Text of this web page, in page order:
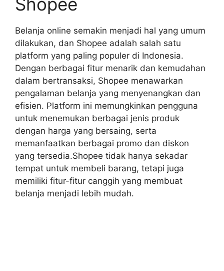
Belanja online semakin menjadi hal yang umum
dilakukan, dan Shopee adalah salah satu
platform yang paling populer di Indonesia.
Dengan berbagai fitur menarik dan kemudahan
dalam bertransaksi, Shopee menawarkan
pengalaman belanja yang menyenangkan dan
efisien. Platform ini memungkinkan pengguna
untuk menemukan berbagai jenis produk
dengan harga yang bersaing, serta
memanfaatkan berbagai promo dan diskon
yang tersedia.Shopee tidak hanya sekadar
tempat untuk membeli barang, tetapi juga
memiliki fitur-fitur canggih yang membuat
belanja menjadi lebih mudah.